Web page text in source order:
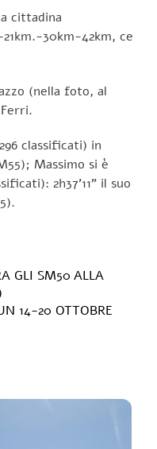
cittadina
30km-42km, ce
(nella foto, al
classificati) in
Massimo si è
2h37’11” il suo
GLI SM50 ALLA
14-20 OTTOBRE